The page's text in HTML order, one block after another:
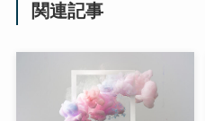
関連記事